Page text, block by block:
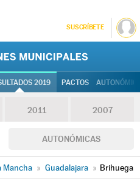
SUSCRÍBETE
2019 PACTOS
2011 2007
AUTONÓMICAS
Mancha » Guadalajara » Brihuega